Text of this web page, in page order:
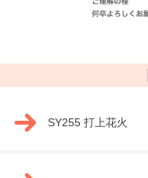
SY255 打上花火